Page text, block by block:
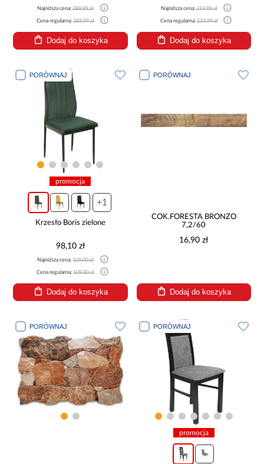
Najniższa cena:289,99 zł
Cena regularna:289,99 zł
Dodaj do koszyka
Najniższa cena:219,99 zł
Cena regularna:219,99 zł
Dodaj do koszyka
PORÓWNAJ
promocja
+1
Krzesło Boris zielone
98,10 zł
Najniższa cena:109,00 zł
Cena regularna:109,00 zł
Dodaj do koszyka
PORÓWNAJ
COK.FORESTA BRONZO
7,2/60
16,90 zł
Dodaj do koszyka
PORÓWNAJ PORÓWNAJ
promocja